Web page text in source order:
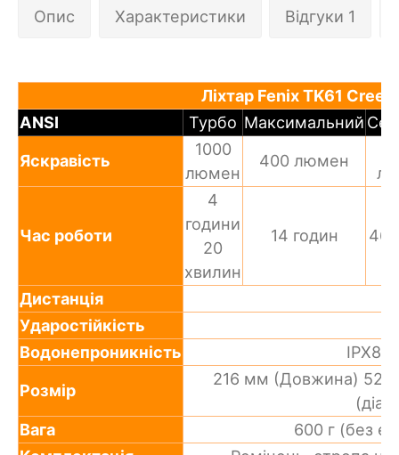
Опис Характеристики Відгуки 1
Ліхтар Fenix TK61 Cree
ANSI
Турбо Максимальний
Яскравість
1000
люмен
400 люмен
Час роботи
4
години
20
хвилин
14 годин 46
Дистанція
Ударостійкість
Водонепроникність
IPX8,
Розмір
216 мм (Довжина)
Вага
600 г (без